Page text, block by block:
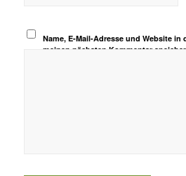
Name, E-Mail-Adresse und Website in
meinen nächsten Kommentar